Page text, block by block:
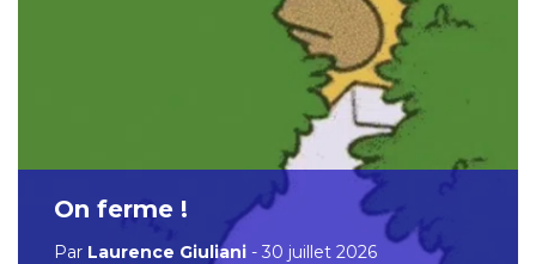
On ferme !
Par Laurence Giuliani - 30 juillet 2026